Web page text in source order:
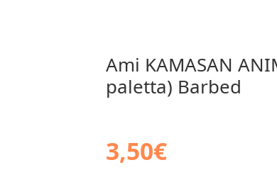
Ami KAMASAN
paletta) Barbed
3,50€